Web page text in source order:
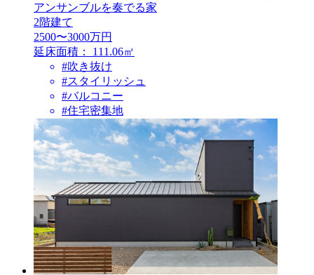
アンサンブルを奏でる家
2階建て
2500〜3000万円
延床面積：
111.06㎡
#吹き抜け
#スタイリッシュ
#バルコニー
#住宅密集地